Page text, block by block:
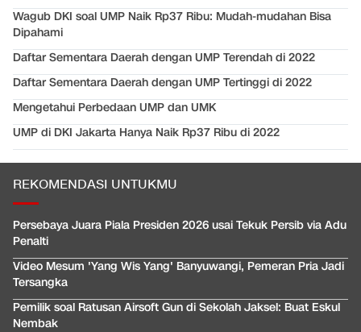
Wagub DKI soal UMP Naik Rp37 Ribu: Mudah-mudahan Bisa
Dipahami
Daftar Sementara Daerah dengan UMP Terendah di 2022
Daftar Sementara Daerah dengan UMP Tertinggi di 2022
Mengetahui Perbedaan UMP dan UMK
UMP di DKI Jakarta Hanya Naik Rp37 Ribu di 2022
REKOMENDASI UNTUKMU
Persebaya Juara Piala Presiden 2026 usai Tekuk Persib via Adu
Penalti
Video Mesum 'Yang Wis Yang' Banyuwangi, Pemeran Pria Jadi
Tersangka
Pemilik soal Ratusan Airsoft Gun di Sekolah Jaksel: Buat Eskul
Nembak